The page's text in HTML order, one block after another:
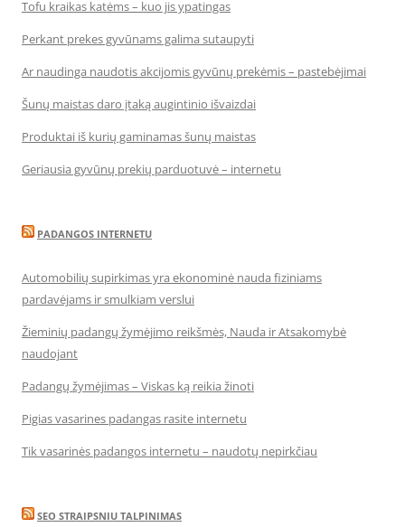
Tofu kraikas katėms – kuo jis ypatingas
Perkant prekes gyvūnams galima sutaupyti
Ar naudinga naudotis akcijomis gyvūnų prekėmis – pastebėjimai
Šunų maistas daro įtaką augintinio išvaizdai
Produktai iš kurių gaminamas šunų maistas
Geriausia gyvūnų prekių parduotuvė – internetu
PADANGOS INTERNETU
Automobilių supirkimas yra ekonominė nauda fiziniams
pardavėjams ir smulkiam verslui
Žieminių padangų žymėjimo reikšmės, Nauda ir Atsakomybė
naudojant
Padangų žymėjimas – Viskas ką reikia žinoti
Pigias vasarines padangas rasite internetu
Tik vasarinės padangos internetu – naudotų nepirkčiau
SEO STRAIPSNIU TALPINIMAS